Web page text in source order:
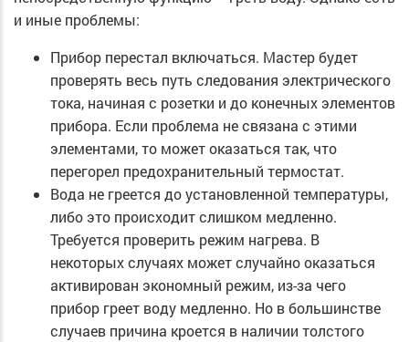
и иные проблемы:
Прибор перестал включаться. Мастер будет
проверять весь путь следования электрического
тока, начиная с розетки и до конечных элементов
прибора. Если проблема не связана с этими
элементами, то может оказаться так, что
перегорел предохранительный термостат.
Вода не греется до установленной температуры,
либо это происходит слишком медленно.
Требуется проверить режим нагрева. В
некоторых случаях может случайно оказаться
активирован экономный режим, из-за чего
прибор греет воду медленно. Но в большинстве
случаев причина кроется в наличии толстого